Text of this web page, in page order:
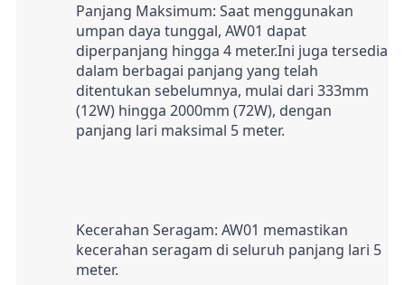
Panjang Maksimum: Saat menggunakan
umpan daya tunggal, AW01 dapat
diperpanjang hingga 4 meter.Ini juga tersedia
dalam berbagai panjang yang telah
ditentukan sebelumnya, mulai dari 333mm
(12W) hingga 2000mm (72W), dengan
panjang lari maksimal 5 meter.
Kecerahan Seragam: AW01 memastikan
kecerahan seragam di seluruh panjang lari 5
meter.